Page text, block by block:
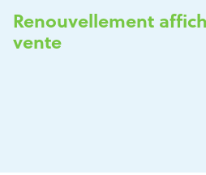
Renouvellement
vente